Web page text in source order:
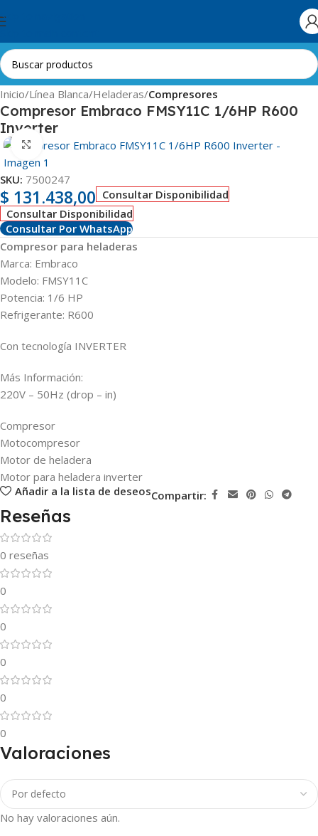
Skip to navigation
Inicio Línea Blanca Heladeras Compresores
Compresor Embraco FMSY11C 1/6HP R600
Inverter
Clic para ampliar
SKU: 7500247
$ 131.438,00 Consultar Disponibilidad
Consultar Disponibilidad
Consultar Por WhatsApp
Compresor para heladeras
Marca: Embraco
Modelo: FMSY11C
Potencia: 1/6 HP
Refrigerante: R600
Con tecnología INVERTER
Más Información:
220V – 50Hz (drop – in)
Compresor
Motocompresor
Motor de heladera
Motor para heladera inverter
Añadir a la lista de deseosCompartir:
Reseñas
0 reseñas
0
0
0
0
0
Valoraciones
No hay valoraciones aún.